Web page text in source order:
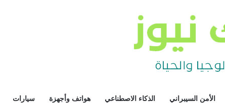
الأمن السيبراني الذكاء الاصطناعي هواتف وأجهزة سيارات